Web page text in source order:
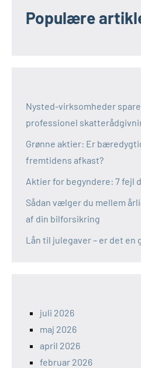
Populære
Nysted-virksomheder
professionel
Grønne aktier: Er
fremtidens afkast?
Aktier for begyndere: 7 fejl
Sådan vælger du mellem
af din bilforsikring
Lån til julegaver – er det en
juli 2026
maj 2026
april 2026
februar 2026